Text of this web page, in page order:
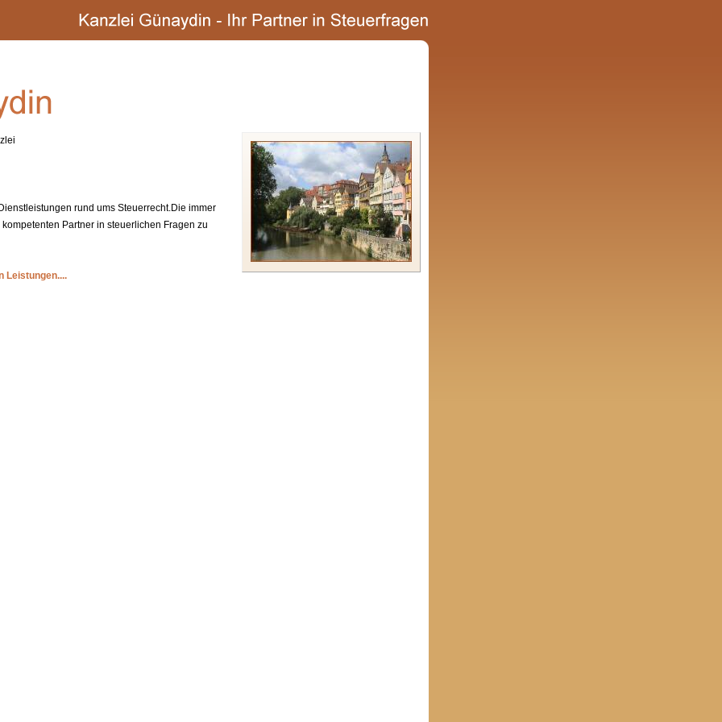
rund ums Steuerrecht.Die immer
Partner in steuerlichen Fragen zu
Leistungen....